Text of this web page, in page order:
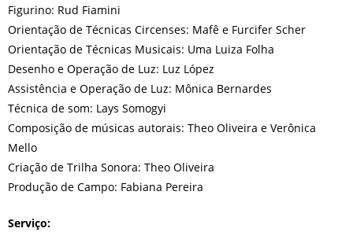
Figurino: Rud Fiamini
Orientação de Técnicas Circenses: Mafê e Furcifer Scher
Orientação de Técnicas Musicais: Uma Luiza Folha
Desenho e Operação de Luz: Luz López
Assistência e Operação de Luz: Mônica Bernardes
Técnica de som: Lays Somogyi
Composição de músicas autorais: Theo Oliveira e Verônica
Mello
Criação de Trilha Sonora: Theo Oliveira
Produção de Campo: Fabiana Pereira
Serviço: